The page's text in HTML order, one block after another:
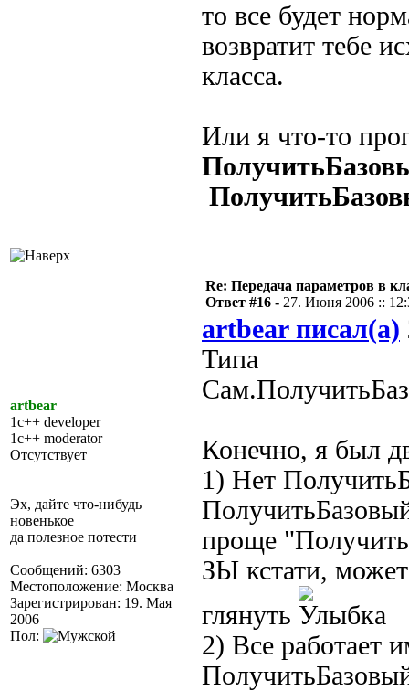
то все будет
возвратит тебе
класса.
Или я что-то
artbear
1c++ developer
1c++ moderator
Отсутствует
Эх, дайте что-нибудь
новенькое
да полезное потести
Сообщений: 6303
Местоположение: Москва
Зарегистрирован: 19. Мая
2006
Пол:
Re: Передача параметров в
Ответ #16 - 27. Июня 2006 ::
artbear писал(а)
Типа
Конечно, я был
1) Нет
проще
ЗЫ кстати,
глянуть
2) Все работает